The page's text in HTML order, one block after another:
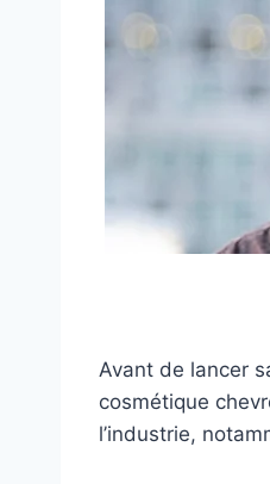
Avant de lancer
cosmétique
l’industrie,